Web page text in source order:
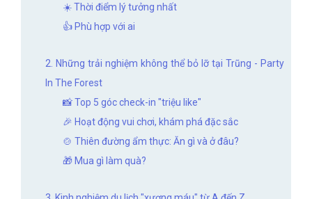
☀️ Thời điểm lý tưởng nhất
👍 Phù hợp với ai
2. Những trải nghiệm không thể bỏ lỡ tại Trũng - Party
In The Forest
📸 Top 5 góc check-in "triệu like"
🎉 Hoạt động vui chơi, khám phá đặc sắc
🍲 Thiên đường ẩm thực: Ăn gì và ở đâu?
🎁 Mua gì làm quà?